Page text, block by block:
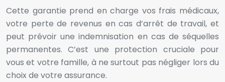
Cette garantie prend en charge vos frais médicaux,
votre perte de revenus en cas d’arrêt de travail, et
peut prévoir une indemnisation en cas de séquelles
permanentes. C’est une protection cruciale pour
vous et votre famille, à ne surtout pas négliger lors du
choix de votre assurance.